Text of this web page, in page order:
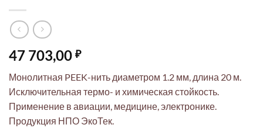
47 703,00 ₽
Монолитная PEEK-нить диаметром 1.2 мм, длина 20 м.
Исключительная термо- и химическая стойкость.
Применение в авиации, медицине, электронике.
Продукция НПО ЭкоТек.